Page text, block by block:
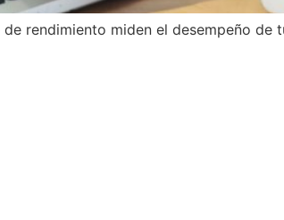
rendimiento miden el desempeño